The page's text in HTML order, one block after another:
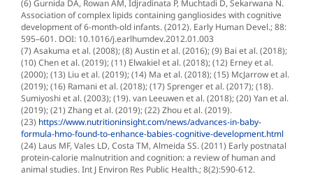
(6) Gurnida DA, Rowan AM, Idjradinata P, Muchtadi D, Sekarwana N.
Association of complex lipids containing gangliosides with cognitive
development of 6-month-old infants. (2012). Early Human Devel.; 88:
595–601. DOI: 10.1016/j.earlhumdev.2012.01.003
(7) Asakuma et al. (2008); (8) Austin et al. (2016); (9) Bai et al. (2018);
(10) Chen et al. (2019); (11) Elwakiel et al. (2018); (12) Erney et al.
(2000); (13) Liu et al. (2019); (14) Ma et al. (2018); (15) McJarrow et al.
(2019); (16) Ramani et al. (2018); (17) Sprenger et al. (2017); (18).
Sumiyoshi et al. (2003); (19). van Leeuwen et al. (2018); (20) Yan et al.
(2019); (21) Zhang et al. (2019); (22) Zhou et al. (2019).
(23) https://www.nutritioninsight.com/news/advances-in-baby-
formula-hmo-found-to-enhance-babies-cognitive-development.html
(24) Laus MF, Vales LD, Costa TM, Almeida SS. (2011) Early postnatal
protein-calorie malnutrition and cognition: a review of human and
animal studies. Int J Environ Res Public Health.; 8(2):590-612.